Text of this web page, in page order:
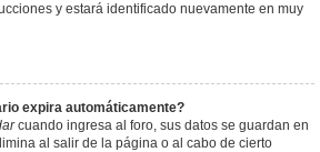
y estará identificado nuevamente en muy
expira automáticamente?
cuando ingresa al foro, sus datos se guardan en
al salir de la página o al cabo de cierto